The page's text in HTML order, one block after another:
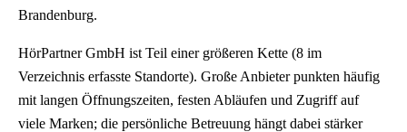
Brandenburg.
HörPartner GmbH ist Teil einer größeren Kette (8 im
Verzeichnis erfasste Standorte). Große Anbieter punkten häufig
mit langen Öffnungszeiten, festen Abläufen und Zugriff auf
viele Marken; die persönliche Betreuung hängt dabei stärker